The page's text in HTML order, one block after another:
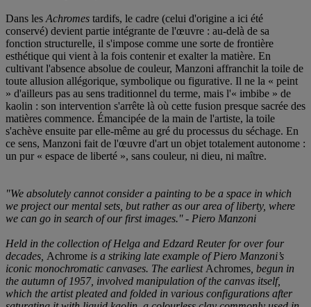
Dans les Achromes tardifs, le cadre (celui d'origine a ici été
conservé) devient partie intégrante de l'œuvre : au-delà de sa
fonction structurelle, il s'impose comme une sorte de frontière
esthétique qui vient à la fois contenir et exalter la matière. En
cultivant l'absence absolue de couleur, Manzoni affranchit la toile de
toute allusion allégorique, symbolique ou figurative. Il ne la « peint
» d'ailleurs pas au sens traditionnel du terme, mais l'« imbibe » de
kaolin : son intervention s'arrête là où cette fusion presque sacrée des
matières commence. Émancipée de la main de l'artiste, la toile
s'achève ensuite par elle-même au gré du processus du séchage. En
ce sens, Manzoni fait de l'œuvre d'art un objet totalement autonome :
un pur « espace de liberté », sans couleur, ni dieu, ni maître.
"We absolutely cannot consider a painting to be a space in which
we project our mental sets, but rather as our area of liberty, where
we can go in search of our first images.'' - Piero Manzoni
Held in the collection of Helga and Edzard Reuter for over four
decades, Achrome is a striking late example of Piero Manzoni’s
iconic monochromatic canvases. The earliest Achromes , begun in
the autumn of 1957, involved manipulation of the canvas itself,
which the artist pleated and folded in various configurations after